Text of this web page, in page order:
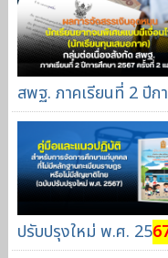
สพฐ. ภาคเรียนที่ 2 ปีก
ปรับปรุงใหม่ พ.ศ. 25